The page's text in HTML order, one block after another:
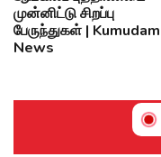
முன்னிட்டு சிறப்பு
பேருந்துகள் | Kumudam
News